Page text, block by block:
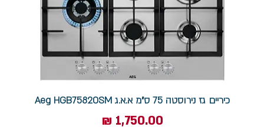
כיריים גז נירוסטה 75 ס"מ א.א.ג Aeg HGB75820SM
מחיר